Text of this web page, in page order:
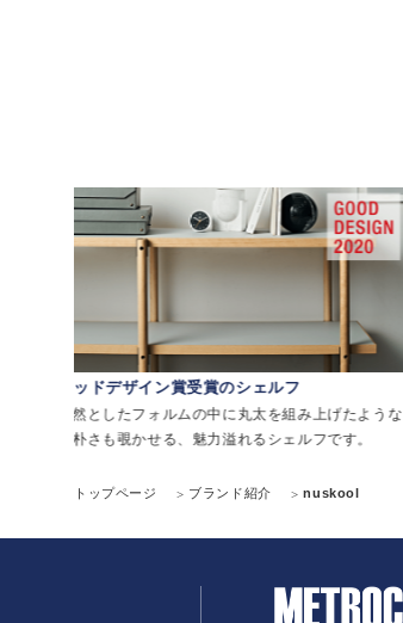
グッドデザイン賞受賞のシェルフ
整然としたフォルムの中に丸太を組み上げたような
素朴さも覗かせる、魅力溢れるシェルフです。
トップページ ブランド紹介 nuskool